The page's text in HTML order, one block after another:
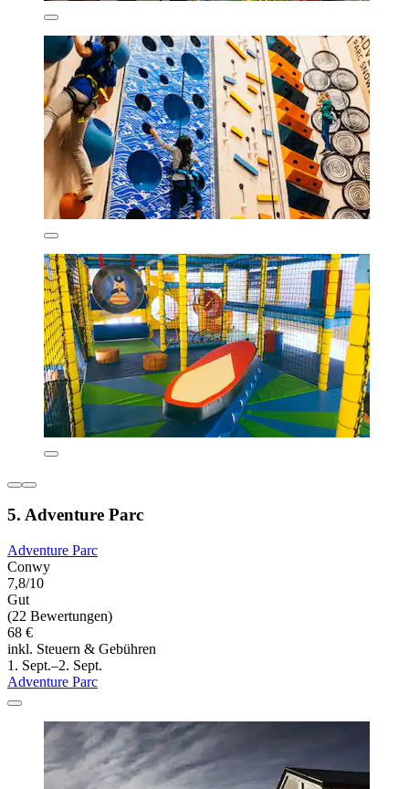
5. Adventure Parc
Adventure Parc
Conwy
7,8/10
Gut
(22 Bewertungen)
68 €
inkl. Steuern & Gebühren
1. Sept.–2. Sept.
Adventure Parc